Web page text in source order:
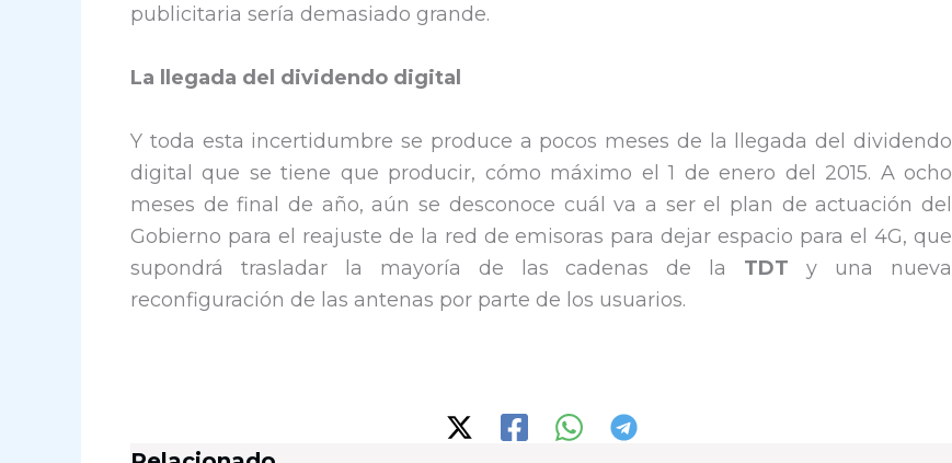
publicitaria sería demasiado grande.
La llegada del dividendo digital
Y toda esta incertidumbre se produce a pocos meses de la llegada del dividendo
digital que se tiene que producir, cómo máximo el 1 de enero del 2015. A ocho
meses de final de año, aún se desconoce cuál va a ser el plan de actuación del
Gobierno para el reajuste de la red de emisoras para dejar espacio para el 4G, que
supondrá trasladar la mayoría de las cadenas de la
TDT y una nueva
reconfiguración de las antenas por parte de los usuarios.